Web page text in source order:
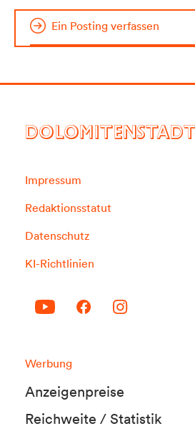
Ein Posting verfassen
DOLOMITENSTADT
Impressum
Redaktionsstatut
Datenschutz
KI-Richtlinien
Werbung
Anzeigenpreise
Reichweite / Statistik